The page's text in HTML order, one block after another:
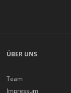
ÜBER UNS
Team
Impressum